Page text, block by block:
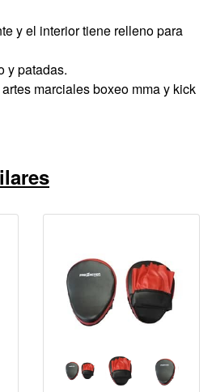
y el interior tiene relleno para
y patadas.
marciales boxeo mma y kick